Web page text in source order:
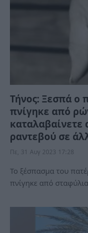
Τήνος: Ξεσπά ο
πνίγηκε από
καταλαβαίνετε
ραντεβού σε
Πε, 31 Αυγ 2023 17:28
Το ξέσπασμα του
πνίγηκε από